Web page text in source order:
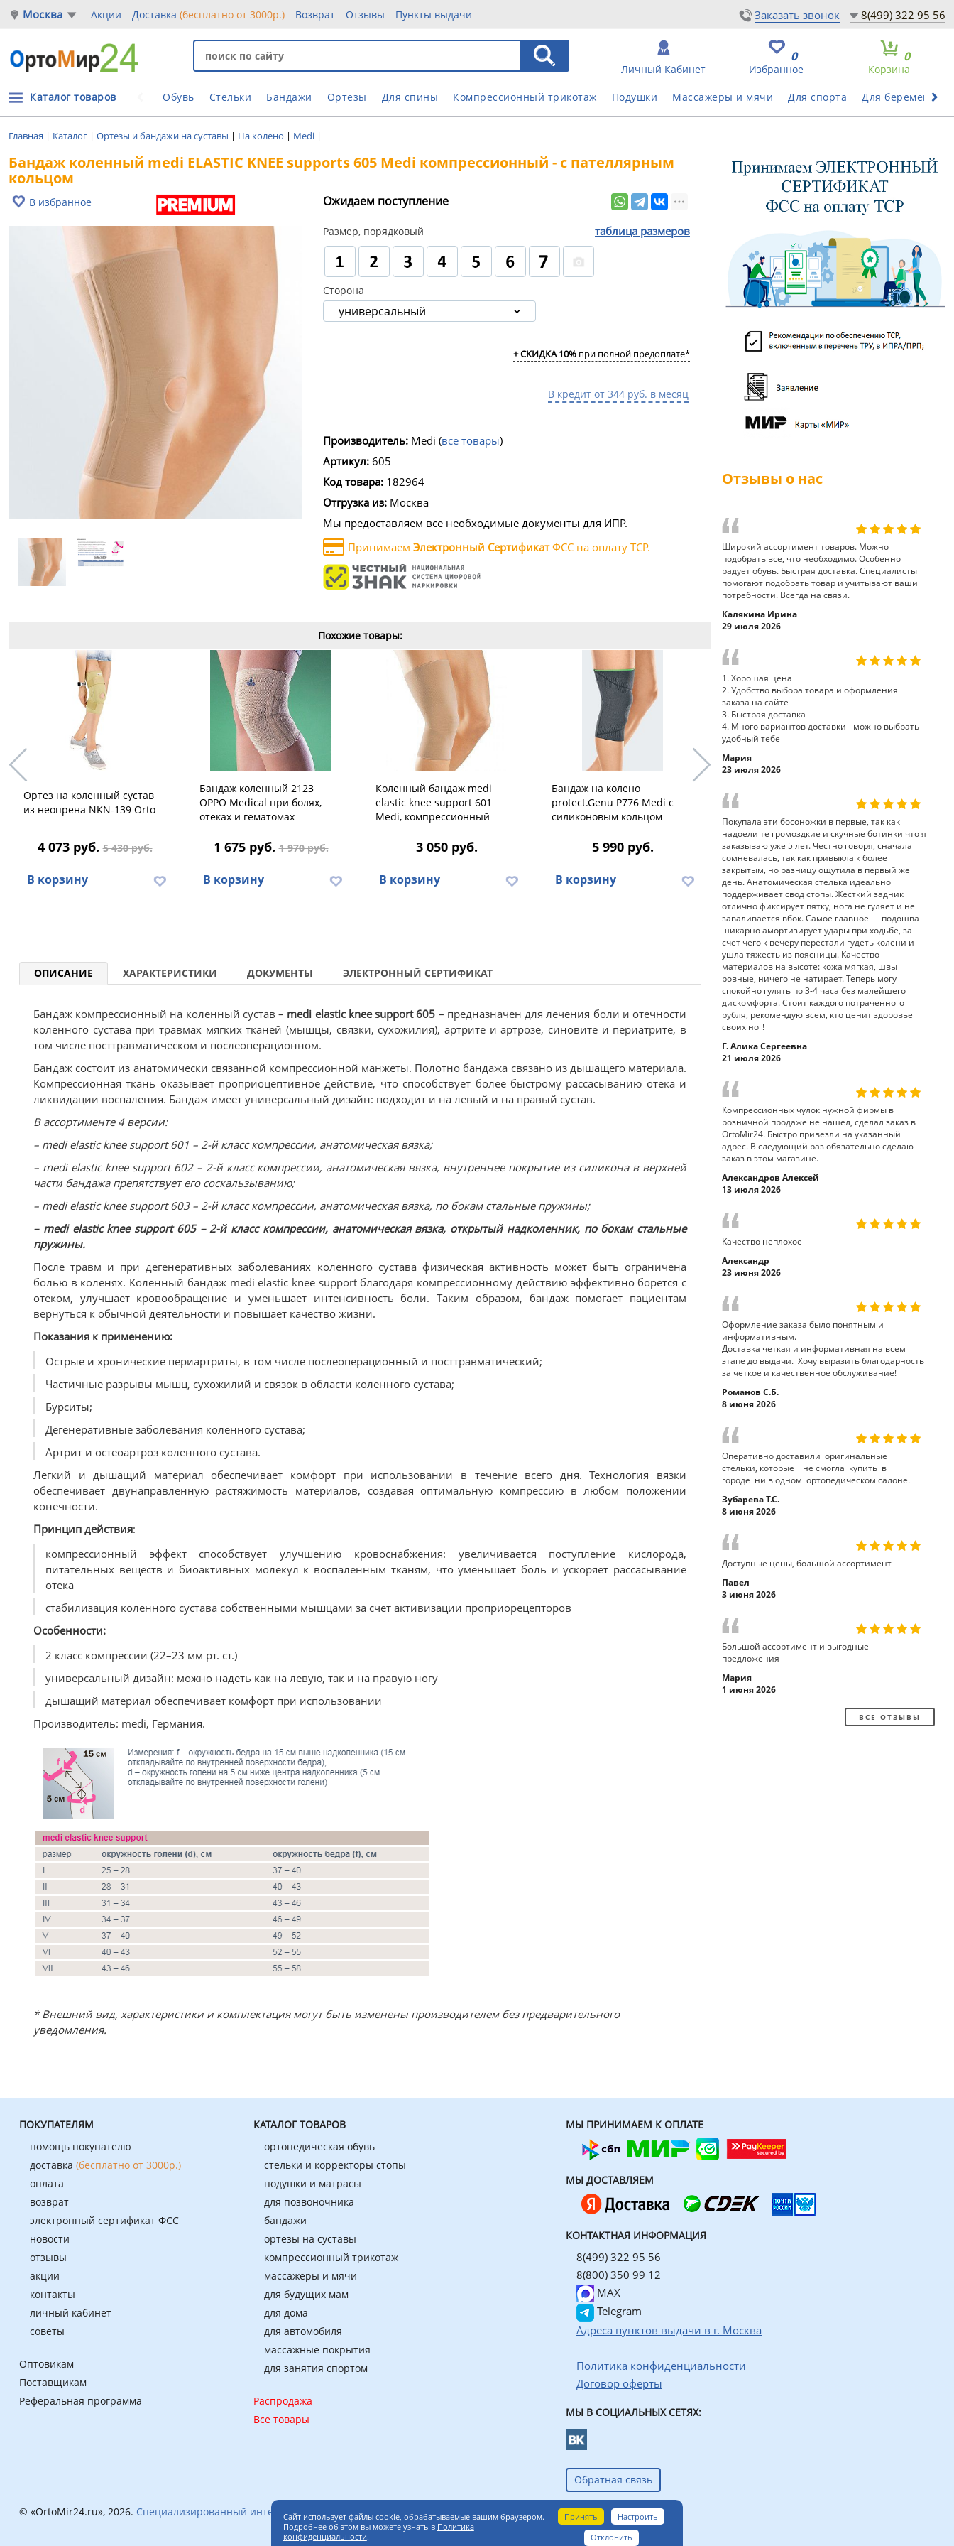
Москва Акции Доставка(бесплатно от 3000р.) Возврат Отзывы Пункты выдачи Заказать звонок 8(499) 322 95 56
Корзина
0
Избранное
0
Личный Кабинет
Обувь Стельки Бандажи Ортезы Для спины Компрессионный трикотаж Подушки Массажеры и мячи Для спорта Для беременных
Каталог товаров
Главная | Каталог | Ортезы и бандажи на суставы | На колено | Medi |
Бандаж коленный medi ELASTIC KNEE supports 605 Medi компрессионный - с пателлярным
кольцом
В избранное Ожидаем поступление
Размер, порядковый таблица размеров
Сторона
универсальный
+ СКИДКА 10%при полной предоплате*
В кредит от 344 руб. в месяц
Производитель: Medi (все товары)
Артикул: 605
Код товара: 182964
Отгрузка из: Москва
Мы предоставляем все необходимые документы для ИПР.
Принимаем Электронный СертификатФСС на оплату ТСР.
Похожие товары:
Ортез на коленный сустав
из неопрена NKN-139 Orto
4 073 руб.5 430 руб.
В корзину
Бандаж коленный 2123
OPPO Medical при болях,
отеках и гематомах
1 675 руб.1 970 руб.
В корзину
Коленный бандаж medi
elastic knee support 601
Medi, компрессионный
3 050 руб.
В корзину
Бандаж на колено
protect.Genu P776 Medi с
силиконовым кольцом
5 990 руб.
В корзину
GENUMEDI extrawide III 616
Medi на широкое бедро
10 550 руб.
В корзину
PSS с
ОПИСАНИЕ ХАРАКТЕРИСТИКИ ДОКУМЕНТЫ ЭЛЕКТРОННЫЙ СЕРТИФИКАТ
Бандаж компрессионный на коленный сустав – medi elastic knee support 605 – предназначен для лечения боли и отечности
коленного сустава при травмах мягких тканей (мышцы, связки, сухожилия), артрите и артрозе, синовите и периатрите, в
том числе посттравматическом и послеоперационном.
Бандаж состоит из анатомически связанной компрессионной манжеты. Полотно бандажа связано из дышащего материала.
Компрессионная ткань оказывает проприоцептивное действие, что способствует более быстрому рассасыванию отека и
ликвидации воспаления. Бандаж имеет универсальный дизайн: подходит и на левый и на правый сустав.
В ассортименте 4 версии:
– medi elastic knee support 601 – 2-й класс компрессии, анатомическая вязка;
– medi elastic knee support 602 – 2-й класс компрессии, анатомическая вязка, внутреннее покрытие из силикона в верхней
части бандажа препятствует его соскальзыванию;
– medi elastic knee support 603 – 2-й класс компрессии, анатомическая вязка, по бокам стальные пружины;
– medi elastic knee support 605 – 2-й класс компрессии, анатомическая вязка, открытый надколенник, по бокам стальные
пружины.
После травм и при дегенеративных заболеваниях коленного сустава физическая активность может быть ограничена
болью в коленях. Коленный бандаж medi elastic knee support благодаря компрессионному действию эффективно борется с
отеком, улучшает кровообращение и уменьшает интенсивность боли. Таким образом, бандаж помогает пациентам
вернуться к обычной деятельности и повышает качество жизни.
Показания к применению:
Острые и хронические периартриты, в том числе послеоперационный и посттравматический;
Частичные разрывы мышц, сухожилий и связок в области коленного сустава;
Бурситы;
Дегенеративные заболевания коленного сустава;
Артрит и остеоартроз коленного сустава.
Легкий и дышащий материал обеспечивает комфорт при использовании в течение всего дня. Технология вязки
обеспечивает двунаправленную растяжимость материалов, создавая оптимальную компрессию в любом положении
конечности.
Принцип действия:
компрессионный эффект способствует улучшению кровоснабжения: увеличивается поступление кислорода,
питательных веществ и биоактивных молекул к воспаленным тканям, что уменьшает боль и ускоряет рассасывание
отека
стабилизация коленного сустава собственными мышцами за счет активизации проприорецепторов
Особенности:
2 класс компрессии (22–23 мм рт. ст.)
универсальный дизайн: можно надеть как на левую, так и на правую ногу
дышащий материал обеспечивает комфорт при использовании
Производитель: medi, Германия.
* Внешний вид, характеристики и комплектация могут быть изменены производителем без предварительного
уведомления.
Отзывы о нас
Широкий ассортимент товаров. Можно
подобрать все, что необходимо. Особенно
радует обувь. Быстрая доставка. Специалисты
помогают подобрать товар и учитывают ваши
потребности. Всегда на связи.
Калякина Ирина
29 июля 2026
1. Хорошая цена
2. Удобство выбора товара и оформления
заказа на сайте
3. Быстрая доставка
4. Много вариантов доставки - можно выбрать
удобный тебе
Мария
23 июля 2026
Покупала эти босоножки в первые, так как
надоели те громоздкие и скучные ботинки что я
заказываю уже 5 лет. Честно говоря, сначала
сомневалась, так как привыкла к более
закрытым, но разницу ощутила в первый же
день. Анатомическая стелька идеально
поддерживает свод стопы. Жесткий задник
отлично фиксирует пятку, нога не гуляет и не
заваливается вбок. Самое главное — подошва
шикарно амортизирует удары при ходьбе, за
счет чего к вечеру перестали гудеть колени и
ушла тяжесть из поясницы. Качество
материалов на высоте: кожа мягкая, швы
ровные, ничего не натирает. Теперь могу
спокойно гулять по 3-4 часа без малейшего
дискомфорта. Стоит каждого потраченного
рубля, рекомендую всем, кто ценит здоровье
своих ног!
Г. Алика Сергеевна
21 июля 2026
Компрессионных чулок нужной фирмы в
розничной продаже не нашёл, сделал заказ в
OrtoMir24. Быстро привезли на указанный
адрес. В следующий раз обязательно сделаю
заказ в этом магазине.
Александров Алексей
13 июля 2026
Качество неплохое
Александр
23 июня 2026
Оформление заказа было понятным и
информативным.
Доставка четкая и информативная на всем
этапе до выдачи. Хочу выразить благодарность
за четкое и качественное обслуживание!
Романов С.Б.
8 июня 2026
Оперативно доставили оригинальные
стельки, которые не смогла купить в
городе ни в одном ортопедическом салоне.
Зубарева Т.С.
8 июня 2026
Доступные цены, большой ассортимент
Павел
3 июня 2026
Большой ассортимент и выгодные
предложения
Мария
1 июня 2026
ВСЕ ОТЗЫВЫ
ПОКУПАТЕЛЯМ
помощь покупателю
доставка (бесплатно от 3000р.)
оплата
возврат
электронный сертификат ФСС
новости
отзывы
акции
контакты
личный кабинет
советы
Оптовикам
Поставщикам
Реферальная программа
КАТАЛОГ ТОВАРОВ
ортопедическая обувь
стельки и корректоры стопы
подушки и матрасы
для позвоночника
бандажи
ортезы на суставы
компрессионный трикотаж
массажёры и мячи
для будущих мам
для дома
для автомобиля
массажные покрытия
для занятия спортом
Распродажа
Все товары
МЫ ПРИНИМАЕМ К ОПЛАТЕ
МЫ ДОСТАВЛЯЕМ
КОНТАКТНАЯ ИНФОРМАЦИЯ
8(499) 322 95 56
8(800) 350 99 12
MAX
Telegram
Адреса пунктов выдачи в г. Москва
Политика конфиденциальности
Договор оферты
МЫ В СОЦИАЛЬНЫХ СЕТЯХ:
Обратная связь
© «OrtoMir24.ru», 2026. Специализированный интернет-магазин ортопедических товаров
Сайт использует файлы cookie, обрабатываемые вашим браузером.
Подробнее об этом вы можете узнать в Политика
конфиденциальности.
Принять
Настроить
Отклонить